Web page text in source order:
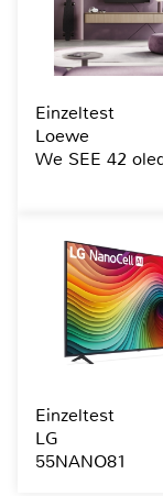
Einzeltest
Loewe
We SEE 42
Einzeltest
LG
55NANO81